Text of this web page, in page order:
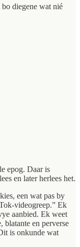
diegene wat nié
epog. Daar is
en later herlees het.
een wat pas by
videogreep.” Ek
aanbied. Ek weet
blatante en perverse
is onkunde wat